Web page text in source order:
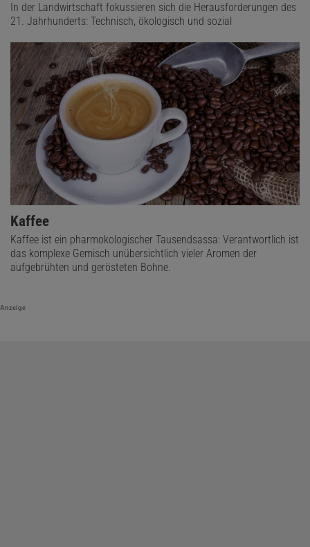
In der Landwirtschaft fokussieren sich die Herausforderungen des
21. Jahrhunderts: Technisch, ökologisch und sozial
Kaffee
Kaffee ist ein pharmokologischer Tausendsassa: Verantwortlich ist
das komplexe Gemisch unübersichtlich vieler Aromen der
aufgebrühten und gerösteten Bohne.
Anzeige